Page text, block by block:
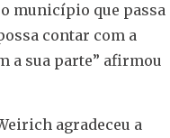
município que passa
contar com a
a sua parte” afirmou
agradeceu a